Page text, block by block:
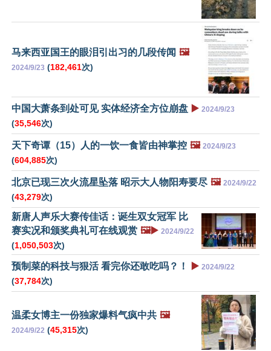
马来西亚国王的眼泪引出习的几段传闻 🖼️
2024/9/23 (182,461次)
中国大萧条到处可见 实体经济全方位崩盘 ▶️ 2024/9/23
(35,546次)
天下奇谭（15）人的一饮一食皆由神掌控 🖼️ 2024/9/23
(604,885次)
北京已现三次火流星坠落 昭示大人物阳寿要尽 🖼️ 2024/9/22
(43,279次)
新唐人声乐大赛传佳话：诞生双女冠军 比
赛实况和颁奖典礼可在线观赏 🖼️▶️ 2024/9/22
(1,050,503次)
预制菜的科技与狠活 看完你还敢吃吗？！ ▶️ 2024/9/22
(37,784次)
温柔女博主一份独家爆料气疯中共 🖼️
2024/9/22 (45,315次)